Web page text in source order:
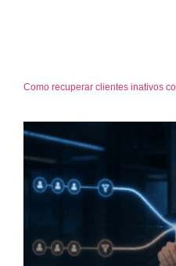
Como recuperar clientes inativos